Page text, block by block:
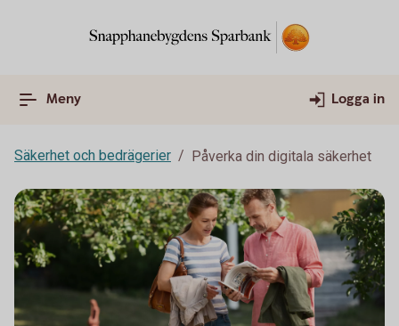
Meny Logga in
Säkerhet och bedrägerier Påverka din digitala säkerhet